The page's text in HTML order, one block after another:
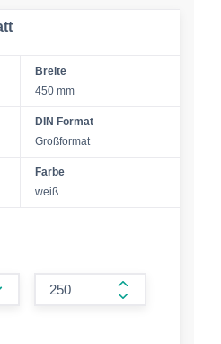
Breite
450 mm
DIN Format
Großformat
Farbe
weiß
form.increase-